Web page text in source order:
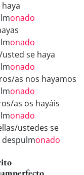
onado
onado
se haya
onado
as nos hayamos
onado
as os hayáis
onado
ustedes se
despulmonado